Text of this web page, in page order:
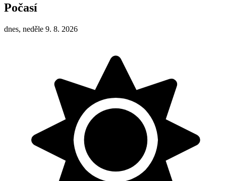
Počasí
dnes, neděle 9. 8. 2026